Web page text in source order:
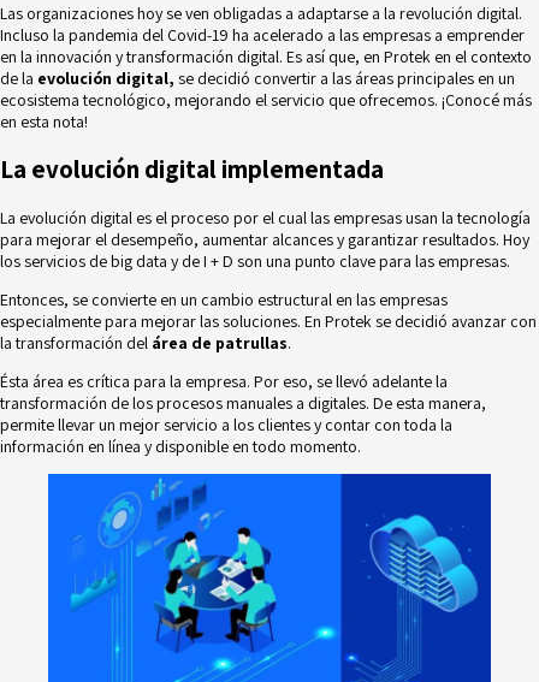
Las organizaciones hoy se ven obligadas a adaptarse a la revolución digital.
Incluso la pandemia del Covid-19 ha acelerado a las empresas a emprender
en la innovación y transformación digital. Es así que, en Protek en el contexto
de la evolución digital, se decidió convertir a las áreas principales en un
ecosistema tecnológico, mejorando el servicio que ofrecemos. ¡Conocé más
en esta nota!
La evolución digital implementada
La evolución digital es el proceso por el cual las empresas usan la tecnología
para mejorar el desempeño, aumentar alcances y garantizar resultados. Hoy
los servicios debig data y de I + D son una punto clave para las empresas.
Entonces, se convierte en un cambio estructural en las empresas
especialmente para mejorar las soluciones. En Protek se decidió avanzar con
la transformación del área de patrullas.
Ésta área es crítica para la empresa. Por eso, se llevó adelante la
transformación de los procesos manuales a digitales. De esta manera,
permite llevar un mejor servicio a los clientes y contar con toda la
información en línea y disponible en todo momento.